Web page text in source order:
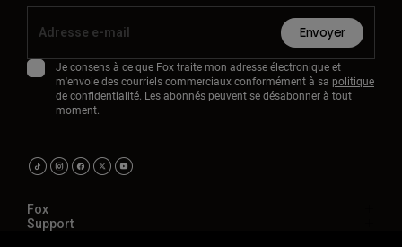
Envoyer
Je consens à ce que Fox traite mon adresse électronique et
m'envoie des courriels commerciaux conformément à sa politique
de confidentialité. Les abonnés peuvent se désabonner à tout
moment.
Fox
Support